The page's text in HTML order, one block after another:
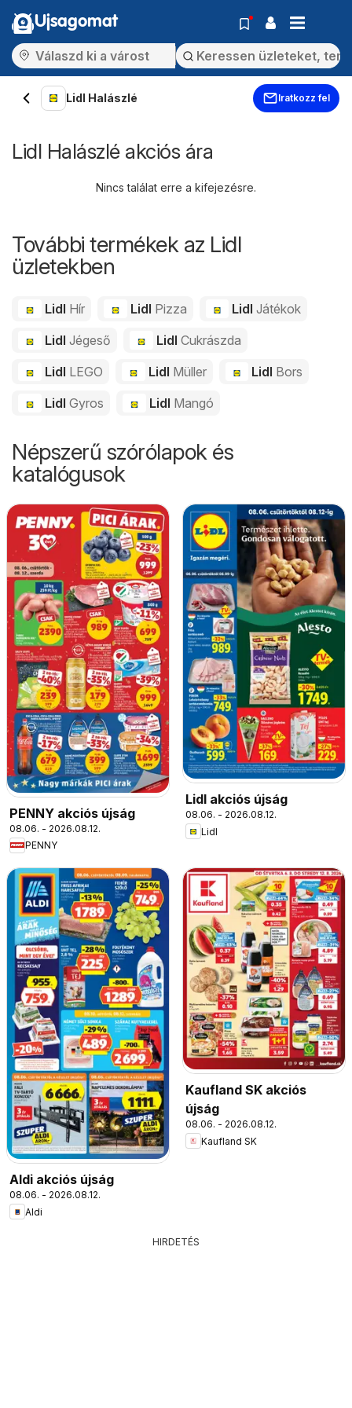
Ujsagomat
Lidl Halászlé Iratkozz fel
Lidl Halászlé akciós ára
Nincs találat erre a kifejezésre.
További termékek az Lidl
üzletekben
Lidl Hír Lidl Pizza LidlJátékok
Lidl Jégeső Lidl Cukrászda
Lidl LEGO Lidl Müller Lidl Bors
Lidl Gyros Lidl Mangó
Népszerű szórólapok és
katalógusok
PENNY akciós újság
08.06. - 2026.08.12.
PENNY
Lidl akciós újság
08.06. - 2026.08.12.
Lidl
Aldi akciós újság
08.06. - 2026.08.12.
Aldi
Kaufland SK akciós
újság
08.06. - 2026.08.12.
Kaufland SK
HIRDETÉS